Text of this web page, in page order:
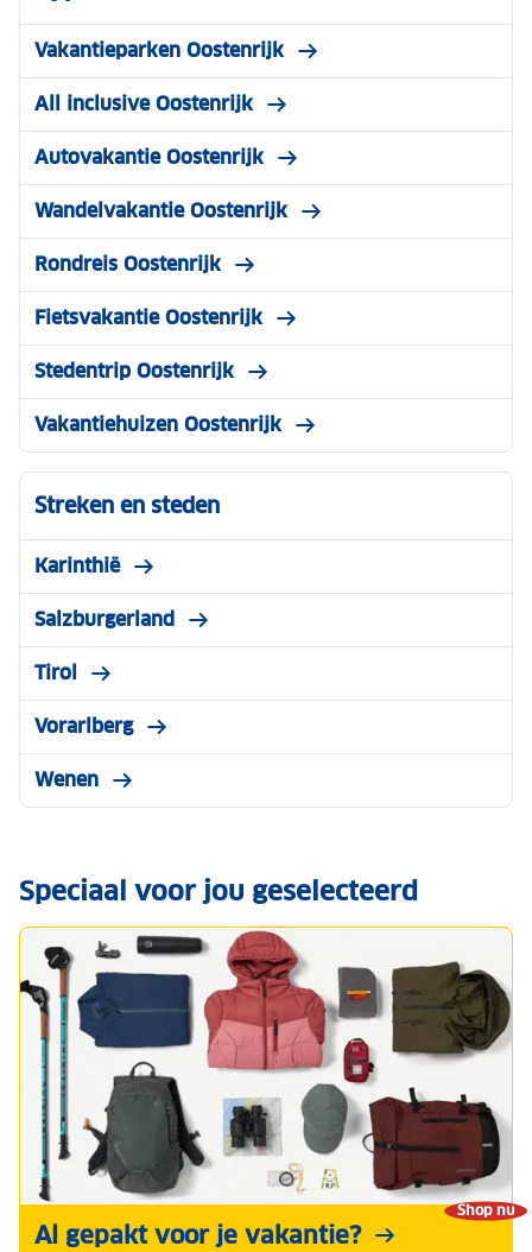
Vakantieparken Oostenrijk
All inclusive Oostenrijk
Autovakantie Oostenrijk
Wandelvakantie Oostenrijk
Rondreis Oostenrijk
Fietsvakantie Oostenrijk
Stedentrip Oostenrijk
Vakantiehuizen Oostenrijk
Streken en steden
Karinthië
Salzburgerland
Tirol
Vorarlberg
Wenen
Speciaal voor jou geselecteerd
Shop nu
Al gepakt voor je vakantie?